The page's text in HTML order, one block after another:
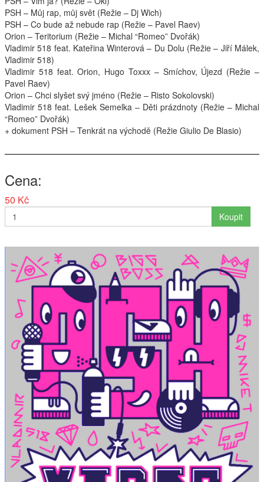
PSH – Můj rap, můj svět (Režie – Dj Wich)
PSH – Co bude až nebude rap (Režie – Pavel Raev)
Orion – Teritorium (Režie – Michal “Romeo” Dvořák)
Vladimir 518 feat. Kateřina Winterová – Du Dolu (Režie – Jiří Málek,
Vladimir 518)
Vladimir 518 feat. Orion, Hugo Toxxx – Smíchov, Újezd (Režie –
Pavel Raev)
Orion – Chci slyšet svý jméno (Režie – Risto Sokolovski)
Vladimir 518 feat. Lešek Semelka – Děti prázdnoty (Režie – Michal
“Romeo” Dvořák)
+ dokument PSH – Tenkrát na východě (Režie Giulio De Blasio)
Cena
50 Kč
Koupit